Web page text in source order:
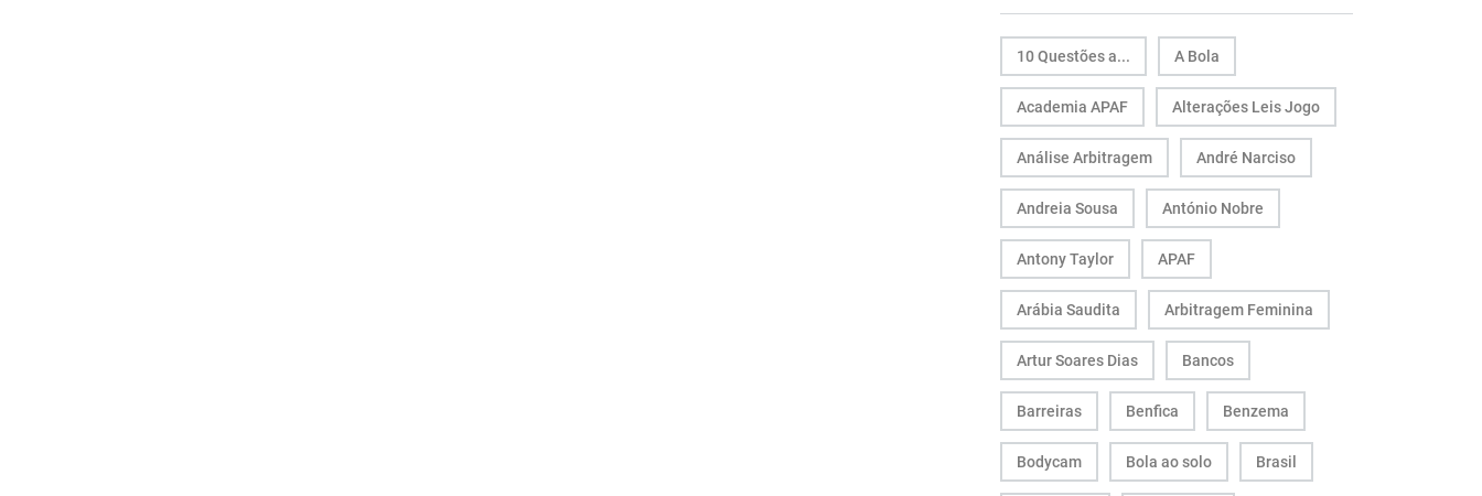
10 Questões a... A Bola
Academia APAF Alterações Leis Jogo
Análise Arbitragem André Narciso
Andreia Sousa António Nobre
Antony Taylor APAF
Arábia Saudita Arbitragem Feminina
Artur Soares Dias Bancos
Barreiras Benfica Benzema
Bodycam Bola ao solo Brasil